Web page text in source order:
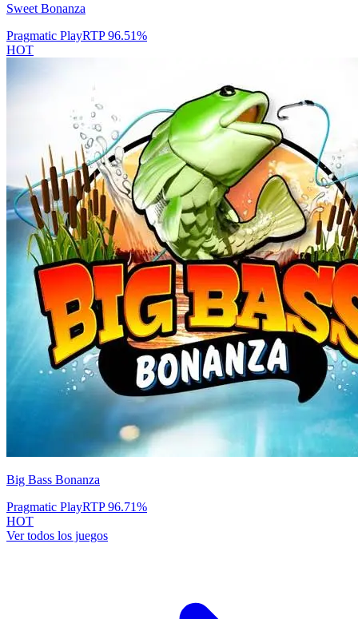
Sweet Bonanza
Pragmatic PlayRTP96.51%
HOT
Big Bass Bonanza
Pragmatic PlayRTP96.71%
HOT
Ver todos los juegos